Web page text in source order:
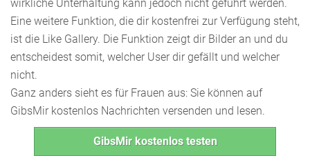
wirkliche Unterhaltung kann jedoch nicht geführt werden.
Eine weitere Funktion, die dir kostenfrei zur Verfügung steht,
ist die Like Gallery. Die Funktion zeigt dir Bilder an und du
entscheidest somit, welcher User dir gefällt und welcher
nicht.
Ganz anders sieht es für Frauen aus: Sie können auf
GibsMir kostenlos Nachrichten versenden und lesen.
GibsMir kostenlos testen